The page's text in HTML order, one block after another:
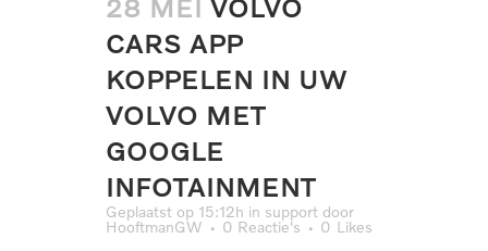
28 MEI VOLVO
CARS APP
KOPPELEN IN UW
VOLVO MET
GOOGLE
INFOTAINMENT
Geplaatst op 15:12h in support door
HooftmanGW
0 Reactie's 0 Likes